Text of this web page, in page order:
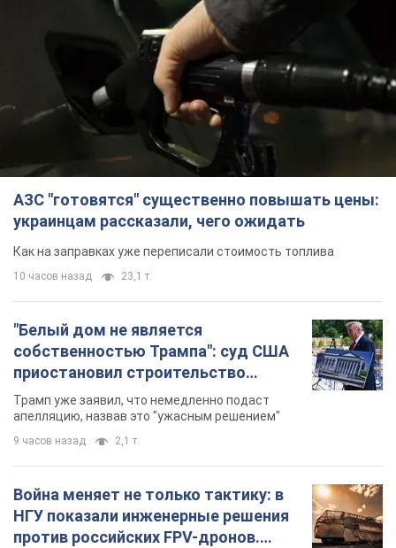
АЗС "готовятся" существенно повышать цены:
украинцам рассказали, чего ожидать
Как на заправках уже переписали стоимость топлива
10 часов назад 23,1 т.
"Белый дом не является
собственностью Трампа": суд США
приостановил строительство
бального зала стоимостью 400 млн
долларов
Трамп уже заявил, что немедленно подаст
апелляцию, назвав это "ужасным решением"
9 часов назад 2,1 т.
Война меняет не только тактику: в
НГУ показали инженерные решения
против российских FPV-дронов.